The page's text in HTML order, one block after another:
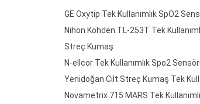
GE Oxytip Tek Kullanımlık SpO2
Nihon Kohden TL-253T Tek
Streç Kumaş
N-ellcor Tek Kullanımlık Spo2
Yenidoğan Cilt Streç Kumaş Tek
Novametrix 715 MARS Tek